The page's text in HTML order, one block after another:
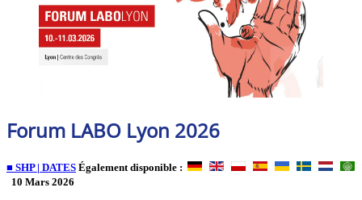
Forum LABO Lyon 2026
■ SHP | DATES Également disponible :
10 Mars 2026